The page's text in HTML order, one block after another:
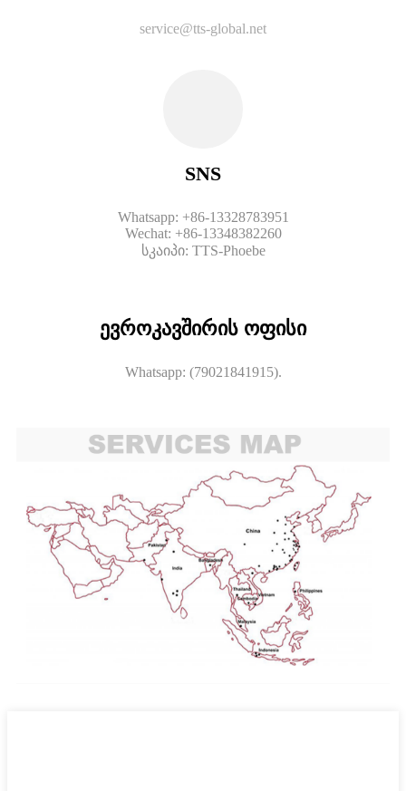
service@tts-global.net
SNS
Whatsapp: +86-13328783951
Wechat: +86-13348382260
სკაიპი: TTS-Phoebe
ევროკავშირის ოფისი
Whatsapp: (79021841915).